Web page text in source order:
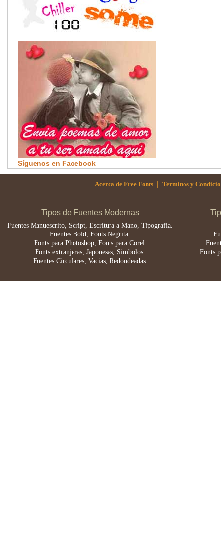
Síguenos en Facebook
Acerca de Free Fonts | Terminos y
Tipos de Fuentes Modernas
Fuentes Manuescrito, Script, Escritura a Mano, Tipografia.
Fuentes Bold, Fonts Negrita.
Fonts para Photoshop, Fonts para Corel.
Fonts extranjeras, Japonesas, Simbolos.
Fuentes Circulares, Vacias, Redondeadas.
Fonts